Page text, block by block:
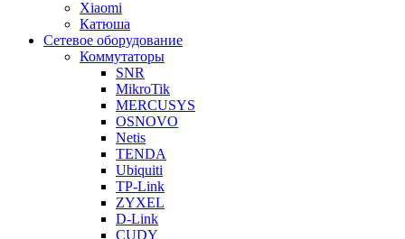
Xiaomi
Катюша
Сетевое оборудование
Коммутаторы
SNR
MikroTik
MERCUSYS
OSNOVO
Netis
TENDA
Ubiquiti
TP-Link
ZYXEL
D-Link
CUDY